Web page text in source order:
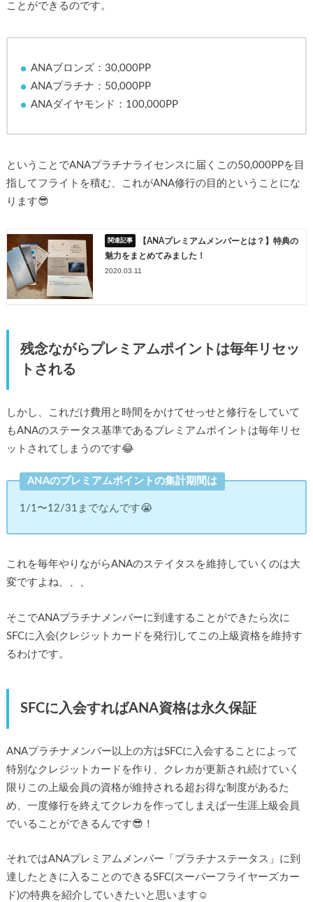
ことができるのです。
ANAブロンズ：30,000PP
ANAプラチナ：50,000PP
ANAダイヤモンド：100,000PP
ということでANAプラチナライセンスに届くこの50,000PPを目
指してフライトを積む、これがANA修行の目的ということにな
ります😎
【ANAプレミアムメンバーとは？】特典の
魅力をまとめてみました！
2020.03.11
残念ながらプレミアムポイントは毎年リセッ
トされる
しかし、これだけ費用と時間をかけてせっせと修行をしていて
もANAのステータス基準であるプレミアムポイントは毎年リセ
ットされてしまうのです😂
ANAのプレミアムポイントの集計期間は
1/1〜12/31までなんです😭
これを毎年やりながらANAのステイタスを維持していくのは大
変ですよね、、、
そこでANAプラチナメンバーに到達することができたら次に
SFCに入会(クレジットカードを発行)してこの上級資格を維持す
るわけです。
SFCに入会すればANA資格は永久保証
ANAプラチナメンバー以上の方はSFCに入会することによって
特別なクレジットカードを作り、クレカが更新され続けていく
限りこの上級会員の資格が維持される超お得な制度があるた
め、一度修行を終えてクレカを作ってしまえば一生涯上級会員
でいることができるんです😎！
それではANAプレミアムメンバー「プラチナステータス」に到
達したときに入ることのできるSFC(スーパーフライヤーズカー
ド)の特典を紹介していきたいと思います☺️